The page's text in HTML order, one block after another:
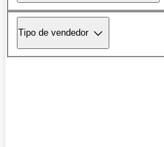
Tipo de vendedor